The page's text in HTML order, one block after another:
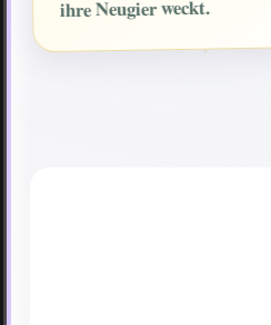
ihre Neugier weckt.